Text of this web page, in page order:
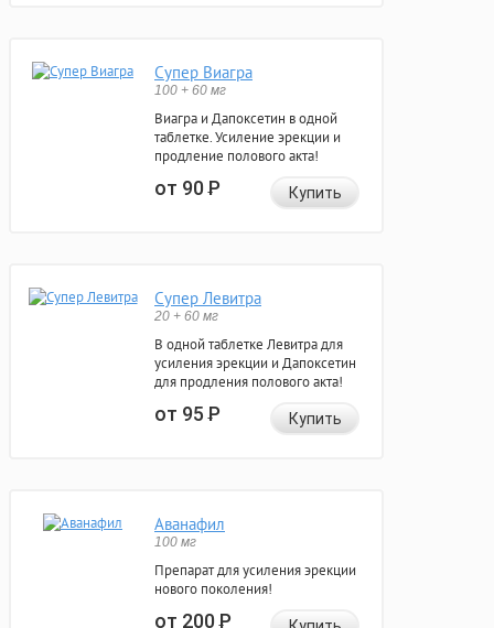
Супер Виагра
100 + 60 мг
Виагра и Дапоксетин в одной
таблетке. Усиление эрекции и
продление полового акта!
от 90Р Купить
Супер Левитра
20 + 60 мг
В одной таблетке Левитра для
усиления эрекции и Дапоксетин
для продления полового акта!
от 95Р Купить
Аванафил
100 мг
Препарат для усиления эрекции
нового поколения!
от 200Р